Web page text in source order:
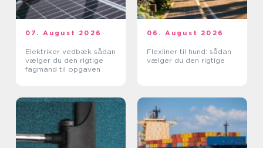
07. August 2026
Elektriker vedbæk sådan
vælger du den rigtige
fagmand til opgaven
06. August 2026
Flexliner til hund: sådan
vælger du den rigtige